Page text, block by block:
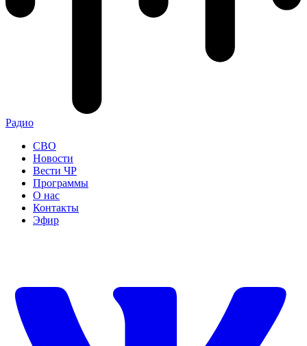
Радио
СВО
Новости
Вести ЧР
Программы
О нас
Контакты
Эфир